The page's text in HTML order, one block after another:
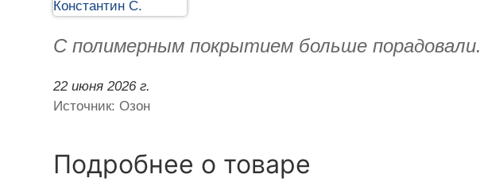
С полимерным покрытием больше порадовали.
22 июня 2026 г.
Источник: Озон
Подробнее о товаре